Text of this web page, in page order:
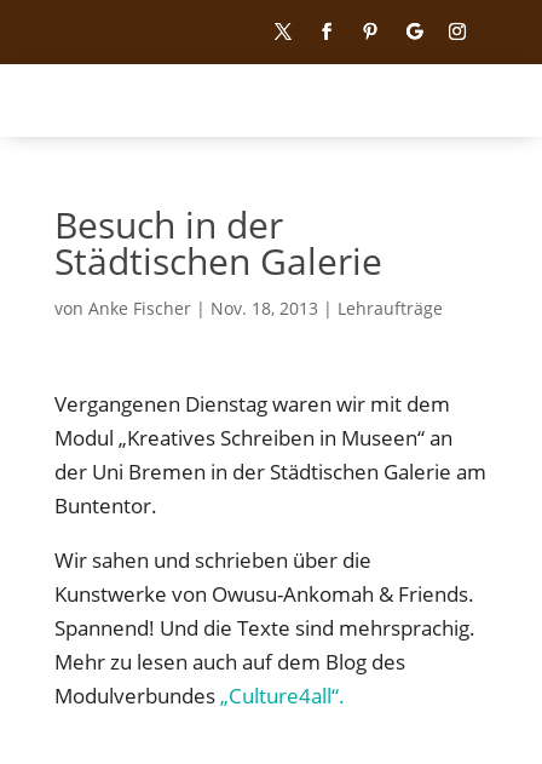
Besuch in der
Städtischen Galerie
von Anke Fischer| Nov. 18, 2013 | Lehraufträge
Vergangenen Dienstag waren wir mit dem
Modul „Kreatives Schreiben in Museen“ an
der Uni Bremen in der Städtischen Galerie am
Buntentor.
Wir sahen und schrieben über die
Kunstwerke von Owusu-Ankomah & Friends.
Spannend! Und die Texte sind mehrsprachig.
Mehr zu lesen auch auf dem Blog des
Modulverbundes„Culture4all“.